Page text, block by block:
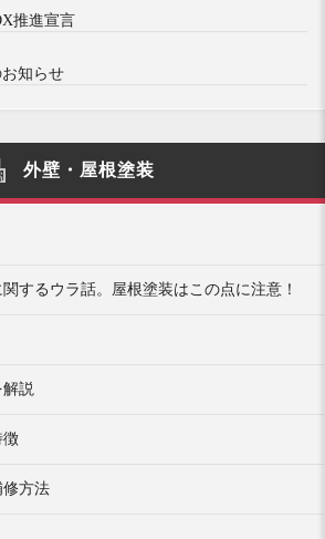
推進宣言
知らせ
外壁・屋根塗装
するウラ話。屋根塗装はこの点に注意！
説
徴
方法